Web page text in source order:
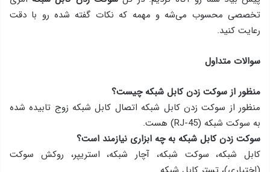
تخصصی محسوب می‌شه و مهمه که نکات گفته شده رو با دقت
رعایت کنید.
سوالات متداول
منظور از سوکت زدن کابل شبکه چیست؟
منظور از سوکت زدن کابل شبکه اتصال کابل شبکه زوج تابیده شده
به سوکت شبکه (RJ-45) هست.
سوکت زدن کابل شبکه به چه ابزاری نیازمند است؟
کابل شبکه، سوکت شبکه، آچار شبکه، استریپر، روکش سوکت